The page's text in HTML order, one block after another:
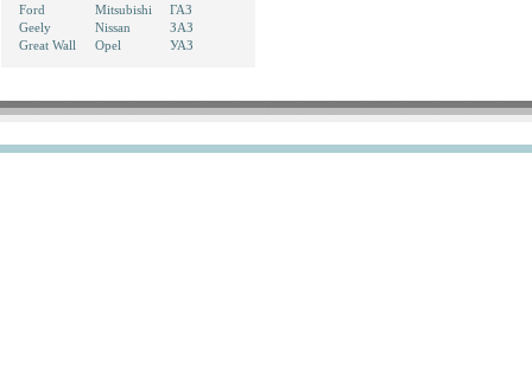
Ford
Geely
Great Wall
Mitsubishi
Nissan
Opel
ГАЗ
ЗАЗ
УАЗ